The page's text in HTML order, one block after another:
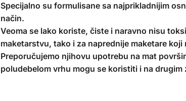
Specijalno su formulisane sa najprikladnijim
način.
Veoma se lako koriste, čiste i naravno nisu
maketarstvu, tako i za naprednije maketare
Preporučujemo njihovu upotrebu na mat
poludebelom vrhu mogu se koristiti i na drugim